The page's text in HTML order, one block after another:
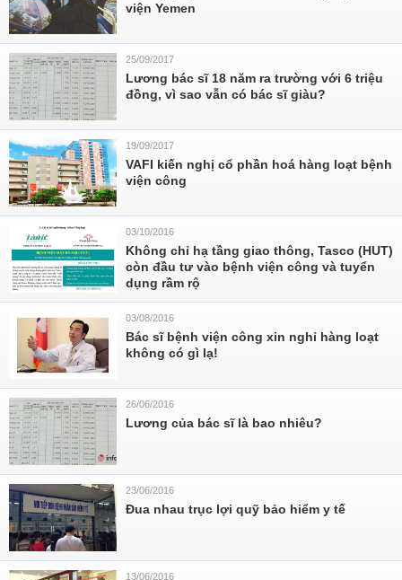
viện Yemen
25/09/2017
Lương bác sĩ 18 năm ra trường với 6 triệu
đồng, vì sao vẫn có bác sĩ giàu?
19/09/2017
VAFI kiến nghị cổ phần hoá hàng loạt bệnh
viện công
03/10/2016
Không chỉ hạ tầng giao thông, Tasco (HUT)
còn đầu tư vào bệnh viện công và tuyển
dụng rầm rộ
03/08/2016
Bác sĩ bệnh viện công xin nghỉ hàng loạt
không có gì lạ!
26/06/2016
Lương của bác sĩ là bao nhiêu?
23/06/2016
Đua nhau trục lợi quỹ bảo hiểm y tế
13/06/2016